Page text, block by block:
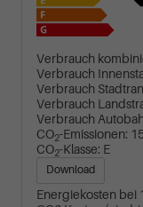
Verbrauch
Verbrauch
Verbrauch
Verbrauch
Verbrauch
CO2-Emissionen:
CO2-Klasse: E
Download
Energiekosten bei